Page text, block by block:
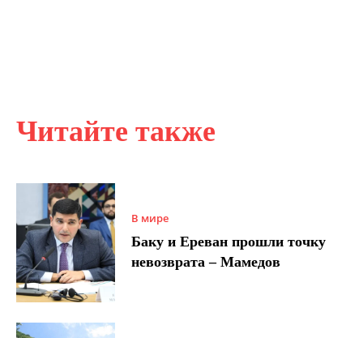
Читайте также
В мире
Баку и Ереван прошли точку
невозврата – Мамедов